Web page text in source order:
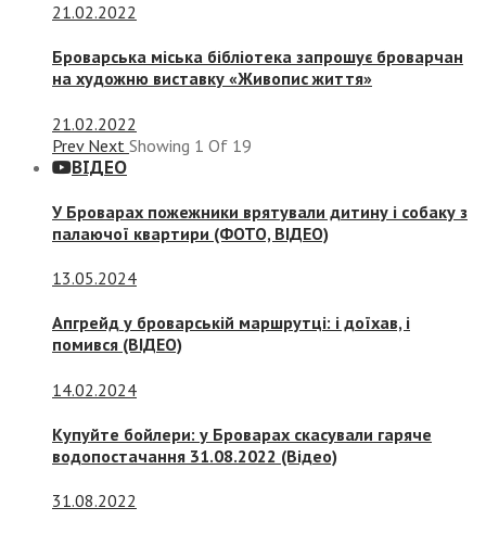
21.02.2022
Броварська міська бібліотека запрошує броварчан
на художню виставку «Живопис життя»
21.02.2022
Prev Next Showing 1 Of 19
ВІДЕО
У Броварах пожежники врятували дитину і собаку з
палаючої квартири (ФОТО, ВІДЕО)
13.05.2024
Апгрейд у броварській маршрутці: і доїхав, і
помився (ВІДЕО)
14.02.2024
Купуйте бойлери: у Броварах скасували гаряче
водопостачання 31.08.2022 (Відео)
31.08.2022